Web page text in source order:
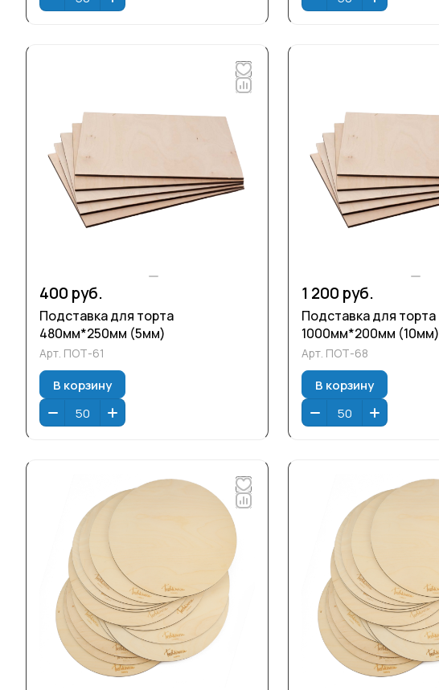
400 руб.
Подставка для торта
480мм*250мм (5мм)
Арт. ПОТ-61
В корзину
1 200 руб.
Подставка для торта
1000мм*200мм (10мм)
Арт. ПОТ-68
В корзину